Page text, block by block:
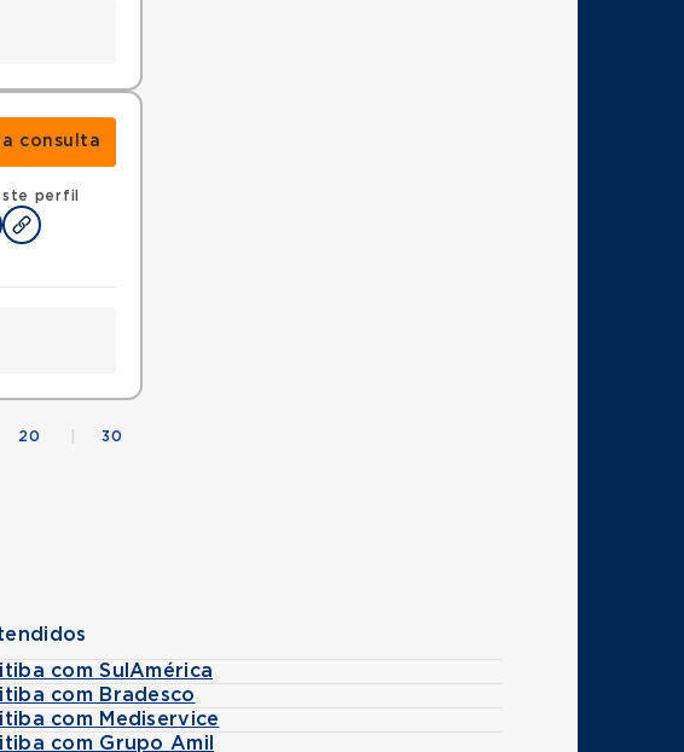
consulta
perfil
20 30
com SulAmérica
com Bradesco
com Mediservice
com Grupo Amil